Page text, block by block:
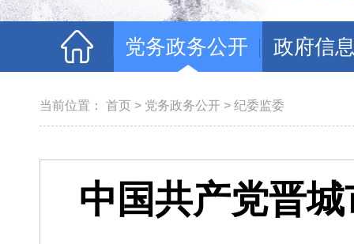
党务政务公开 政府信
当前位置： 首页 > 党务政务公开 > 纪委监委
中国共产党晋